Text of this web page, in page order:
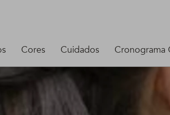
Cores Cuidados Cronograma